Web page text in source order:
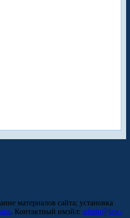
материалов сайта; установка
. Контактный имэйл: admin@law-